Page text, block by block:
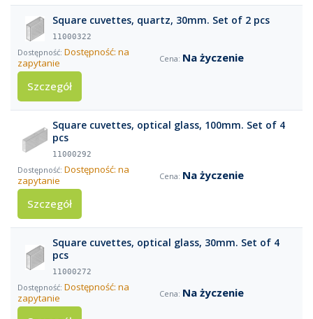
Square cuvettes, quartz, 30mm. Set of 2 pcs
11000322
Dostępność: na
zapytanie
Na życzenie
Szczegół
Square cuvettes, optical glass, 100mm. Set of 4
pcs
11000292
Dostępność: na
zapytanie
Na życzenie
Szczegół
Square cuvettes, optical glass, 30mm. Set of 4
pcs
11000272
Dostępność: na
zapytanie
Na życzenie